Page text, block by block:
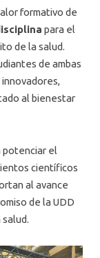
formativo de
para el
de la salud.
de ambas
al bienestar
potenciar el
científicos
al avance
de la UDD